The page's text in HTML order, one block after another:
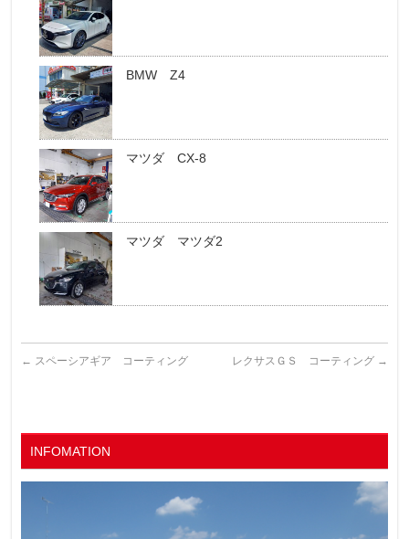
BMW Z4
マツダ CX-8
マツダ マツダ2
← スペーシアギア コーティング レクサスＧＳ コーティング →
INFOMATION